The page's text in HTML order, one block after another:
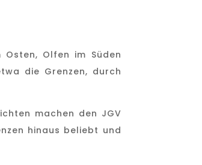
Osten, Olfen im Süden
die Grenzen, durch
machen den JGV
hinaus beliebt und